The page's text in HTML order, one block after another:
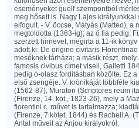
eseményeket guelf szempontból
meg hőseit is. Nagy Lajos királyunkkal
elfogult. - V. öccse, Mátyás (Matteo), a
megtoldotta (1363-ig); az ő fia pedig,
szerzett hirnevet, megirta a 11-ik
adott ki: De origine civitaris
meséknek tárháza; a másik részt,
famosis civibus címet viseli, Galletti
pedig ó-olasz fordításban közölte. Ez
első zsengéje. V. krónikáját többféle
(1562-87), Muratori (Scriptores reum
(Firenze, 14. köt., 1823-26), mely a
fiorentini c. művet is tartalmazza;
(Firenze, 7 kötet, 1844) és Racheli A.
Antal műveit az Anjou királyokról.